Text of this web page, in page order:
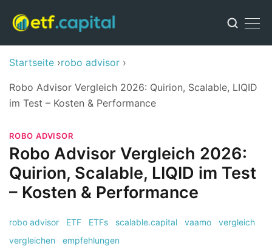
Startseite robo advisor
Robo Advisor Vergleich 2026: Quirion, Scalable, LIQID
im Test – Kosten & Performance
ROBO ADVISOR
Robo Advisor Vergleich 2026:
Quirion, Scalable, LIQID im Test
– Kosten & Performance
robo advisor ETF ETFs scalable.capital vaamo
vergleich
vergleichen
empfehlungen